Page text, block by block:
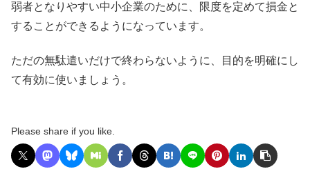
弱者となりやすい中小企業のために、限度を定めて損金と
することができるようになっています。
ただの無駄遣いだけで終わらないように、目的を明確にし
て有効に使いましょう。
Please share if you like.